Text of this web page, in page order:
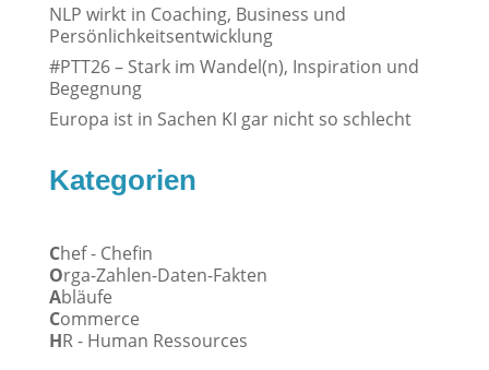
NLP wirkt in Coaching, Business und
Persönlichkeitsentwicklung
#PTT26 – Stark im Wandel(n), Inspiration und
Begegnung
Europa ist in Sachen KI gar nicht so schlecht
Kategorien
Chef - Chefin
Orga-Zahlen-Daten-Fakten
Abläufe
Commerce
HR - Human Ressources